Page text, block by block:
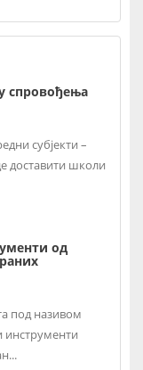
спровођења
субјекти –
доставити школи
од
под називом
инструменти